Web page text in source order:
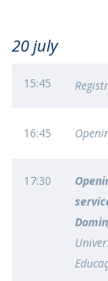
20 july
15:45
16:45
17:30